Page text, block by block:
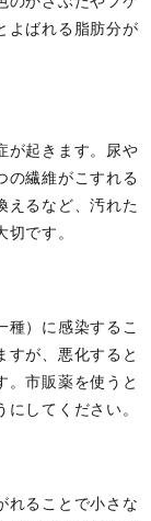
よばれる脂肪分が
が起きます。尿や
の繊維がこすれる
えるなど、汚れた
です。
種）に感染するこ
すが、悪化すると
。市販薬を使うと
してください。
れることで小さな